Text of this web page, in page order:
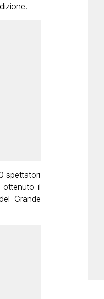
spettatori
ottenuto il
Grande